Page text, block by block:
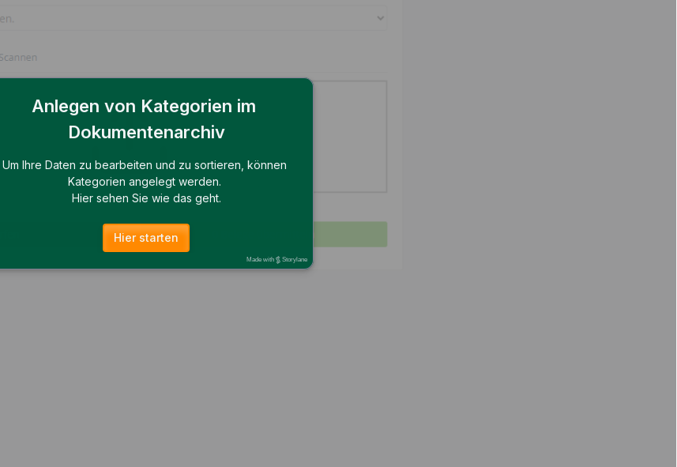
Anlegen von Kategorien im
Dokumentenarchiv
Um Ihre Daten zu bearbeiten und zu sortieren, können
Kategorien angelegt werden.
Hier sehen Sie wie das geht.
Hier starten
Made with Storylane